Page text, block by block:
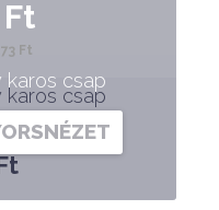
karos csap
Ft
karos csap